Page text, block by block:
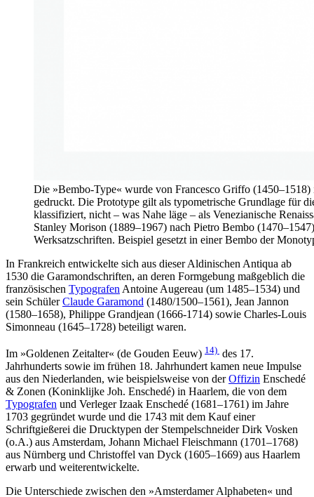
Die »Bembo-Type« wurde von Francesco Griffo
gedruckt. Die Prototype gilt als typometrische Grundlage für
klassifiziert, nicht – was Nahe läge – als Venezianische
Stanley Morison (1889–1967) nach Pietro Bembo
Werksatzschriften. Beispiel gesetzt in einer Bembo der
In Frankreich entwickelte sich aus dieser Aldinischen Antiqua ab
1530 die Garamondschriften, an deren Formgebung maßgeblich die
französischen Typografen Antoine Augereau (um 1485–1534) und
sein SchülerClaude Garamond (1480/1500–1561), Jean Jannon
(1580–1658), Philippe Grandjean (1666-1714) sowie Charles-Louis
Simonneau (1645–1728) beteiligt waren.
Im »Goldenen Zeitalter« (de Gouden Eeuw) 14) des 17.
Jahrhunderts sowie im frühen 18. Jahrhundert kamen neue Impulse
aus den Niederlanden, wie beispielsweise von derOffizin Enschedé
& Zonen (Koninklijke Joh. Enschedé) in Haarlem, die von dem
Typografen und Verleger Izaak Enschedé (1681–1761) im Jahre
1703 gegründet wurde und die 1743 mit dem Kauf einer
Schriftgießerei die Drucktypen der Stempelschneider Dirk Vosken
(o.A.) aus Amsterdam, Johann Michael Fleischmann (1701–1768)
aus Nürnberg und Christoffel van Dyck (1605–1669) aus Haarlem
erwarb und weiterentwickelte.
Die Unterschiede zwischen den »Amsterdamer Alphabeten« und